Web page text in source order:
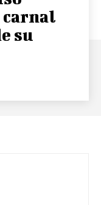
carnal
su